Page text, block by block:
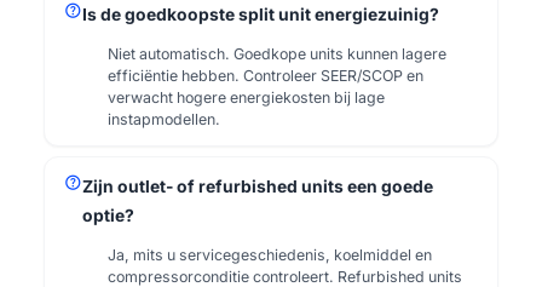
helpIs de goedkoopste split unit energiezuinig?
Niet automatisch. Goedkope units kunnen lagere
efficiëntie hebben. Controleer SEER/SCOP en
verwacht hogere energiekosten bij lage
instapmodellen.
helpZijn outlet- of refurbished units een goede
optie?
Ja, mits u servicegeschiedenis, koelmiddel en
compressorconditie controleert. Refurbished units